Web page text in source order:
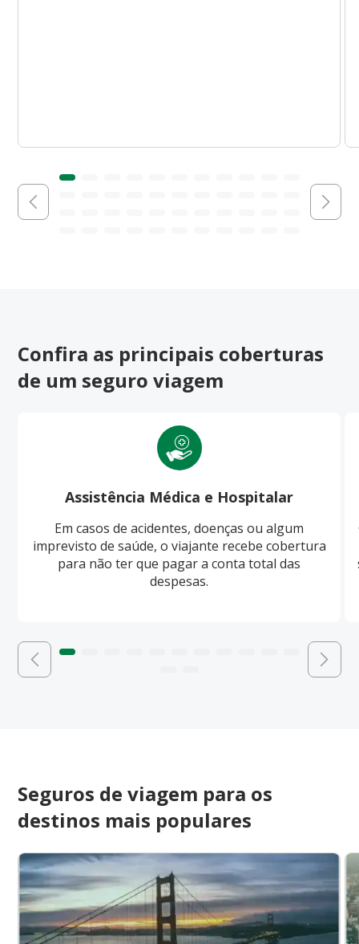
Confira as principais coberturas
de um seguro viagem
Assistência Médica e Hospitalar
Em casos de acidentes, doenças ou algum
imprevisto de saúde, o viajante recebe cobertura
para não ter que pagar a conta total das
despesas.
Seguros de viagem para os
destinos mais populares